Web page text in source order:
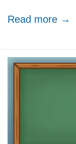
Read more →